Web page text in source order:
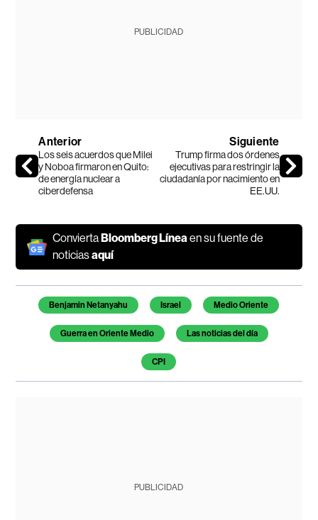
PUBLICIDAD
Anterior
Los seis acuerdos que Milei
y Noboa firmaron en Quito:
de energía nuclear a
ciberdefensa
Siguiente
Trump firma dos órdenes
ejecutivas para restringir la
ciudadanía por nacimiento en
EE.UU.
Convierta Bloomberg Líneaen su fuente de
noticiasaquí
Temas de este artículo
Benjamin Netanyahu Israel Medio Oriente
Guerra en Oriente Medio Las noticias del día
CPI
PUBLICIDAD